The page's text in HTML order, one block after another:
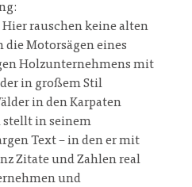
Hier rauschen keine alten
die Motorsägen eines
Holzunternehmens mit
in großem Stil
in den Karpaten
stellt in seinem
Text – in den er mit
Zitate und Zahlen real
und